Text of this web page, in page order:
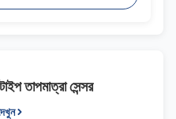
তাপমাত্রা সেন্সর